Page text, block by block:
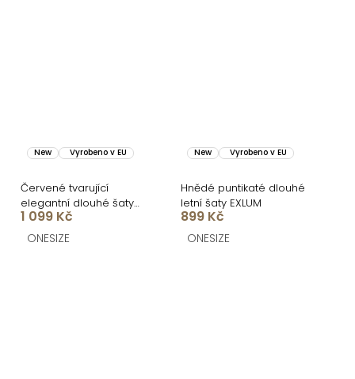
New Vyrobeno v EU
Červené tvarující
elegantní dlouhé šaty
UMSEET
1 099 Kč
ONESIZE
New Vyrobeno v EU
Hnědé puntikaté dlouhé
letní šaty EXLUM
899 Kč
ONESIZE